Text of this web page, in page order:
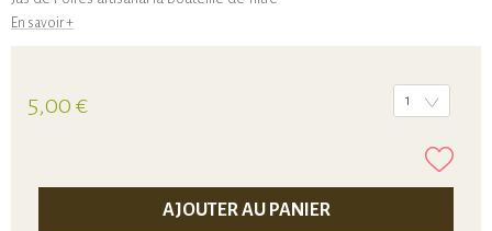
En savoir +
5,00 € 1
AJOUTER AU PANIER